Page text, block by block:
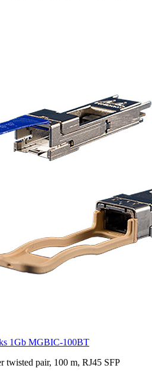
1Gb MGBIC-100BT
pair, 100 m, RJ45 SFP